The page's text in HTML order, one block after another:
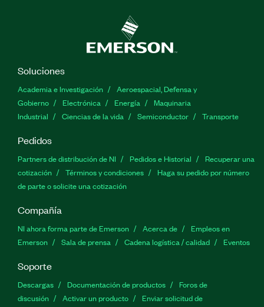
Soluciones
Academia e Investigación
Aeroespacial, Defensa y
Gobierno
Electrónica Energía
Maquinaria
Industrial
Ciencias de la vida Semiconductor Transporte
Pedidos
Partners de distribución de NI Pedidos e Historial
Recuperar una
cotización
Términos y condiciones
Haga su pedido por número
de parte o solicite una cotización
Compañía
NI ahora forma parte de Emerson Acerca de
Empleos en
Emerson
Sala de prensa Cadena logística / calidad Eventos
Soporte
Descargas Documentación de productos
Foros de
discusión
Activar un producto
Enviar solicitud de